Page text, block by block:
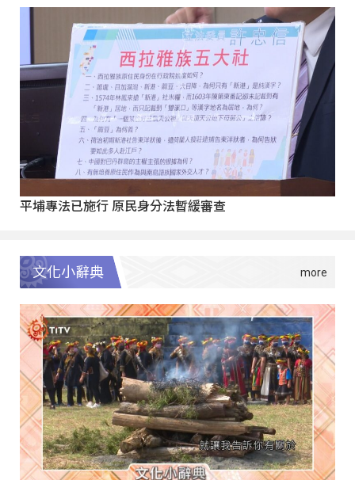
平埔專法已施行 原民身分法暫緩審查
文化小辭典